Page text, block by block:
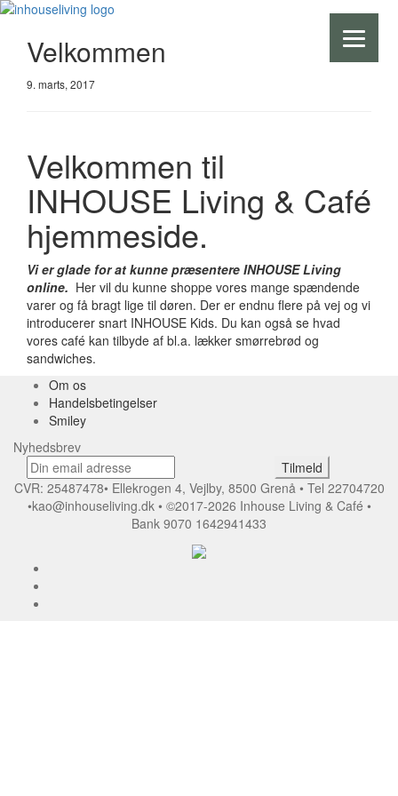
Velkommen
9. marts, 2017
Velkommen til
INHOUSE Living & Café
hjemmeside.
Vi er glade for at kunne præsentere INHOUSE Living
online. Her vil du kunne shoppe vores mange spændende
varer og få bragt lige til døren. Der er endnu flere på vej og vi
introducerer snart INHOUSE Kids. Du kan også se hvad
vores café kan tilbyde af bl.a. lækker smørrebrød og
sandwiches.
Om os
Handelsbetingelser
Smiley
Nyhedsbrev
CVR: 25487478• Ellekrogen 4, Vejlby, 8500 Grenå • Tel 22704720
•kao@inhouseliving.dk • ©2017-2026 Inhouse Living & Café •
Bank 9070 1642941433